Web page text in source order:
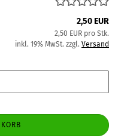
2,50 EUR
2,50 EUR pro Stk.
inkl. 19% MwSt. zzgl. Versand